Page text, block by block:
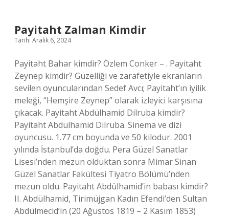
Payitaht Zalman Kimdir
Tarih: Aralık 6, 2024
Payitaht Bahar kimdir? Özlem Conker – . Payitaht
Zeynep kimdir? Güzelliği ve zarafetiyle ekranların
sevilen oyuncularından Sedef Avcı; Payitaht’ın iyilik
meleği, “Hemşire Zeynep” olarak izleyici karşısına
çıkacak. Payitaht Abdülhamid Dilruba kimdir?
Payitaht Abdulhamid Dilruba. Sinema ve dizi
oyuncusu. 1.77 cm boyunda ve 50 kilodur. 2001
yılında İstanbul’da doğdu. Pera Güzel Sanatlar
Lisesi’nden mezun olduktan sonra Mimar Sinan
Güzel Sanatlar Fakültesi Tiyatro Bölümü’nden
mezun oldu. Payitaht Abdülhamid’in babası kimdir?
II. Abdülhamid, Tirimüjgan Kadın Efendi’den Sultan
Abdülmecid’in (20 Ağustos 1819 – 2 Kasım 1853)